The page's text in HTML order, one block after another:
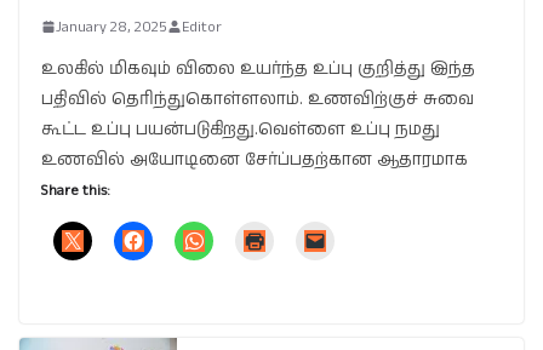
January 28, 2025 Editor
உலகில் மிகவும் விலை உயர்ந்த உப்பு குறித்து இந்த
பதிவில் தெரிந்துகொள்ளலாம். உணவிற்குச் சுவை
கூட்ட உப்பு பயன்படுகிறது.வெள்ளை உப்பு நமது
உணவில் அயோடினை சேர்ப்பதற்கான ஆதாரமாக
Share this: